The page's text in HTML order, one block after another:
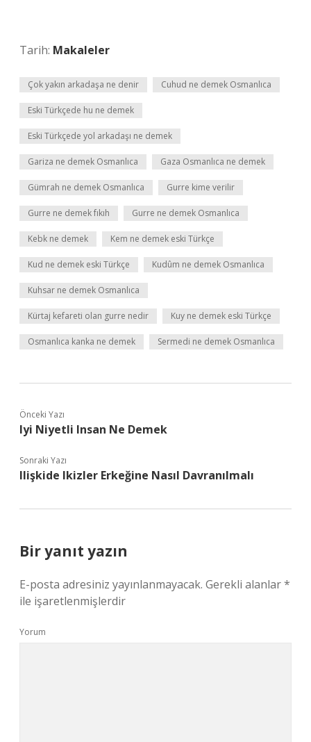
Tarih: Makaleler
Çok yakın arkadaşa ne denir Cuhud ne demek Osmanlıca
Eski Türkçede hu ne demek
Eski Türkçede yol arkadaşı ne demek
Gariza ne demek Osmanlıca Gaza Osmanlıca ne demek
Gümrah ne demek Osmanlıca Gurre kime verilir
Gurre ne demek fıkıh Gurre ne demek Osmanlıca
Kebk ne demek Kem ne demek eski Türkçe
Kud ne demek eski Türkçe Kudûm ne demek Osmanlıca
Kuhsar ne demek Osmanlıca
Kürtaj kefareti olan gurre nedir Kuy ne demek eski Türkçe
Osmanlıca kanka ne demek Sermedi ne demek Osmanlıca
Önceki Yazı
Iyi Niyetli Insan Ne Demek
Sonraki Yazı
Ilişkide Ikizler Erkeğine Nasıl Davranılmalı
Bir yanıt yazın
E-posta adresiniz yayınlanmayacak. Gerekli alanlar*
ile işaretlenmişlerdir
Yorum